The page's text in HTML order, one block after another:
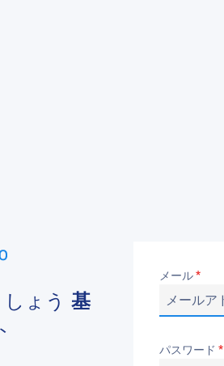
ょう 基
メール*
パスワード *